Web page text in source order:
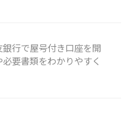
行で屋号付き口座を開
要書類をわかりやすく